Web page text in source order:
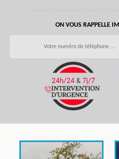
ON VOUS RAPPELLE